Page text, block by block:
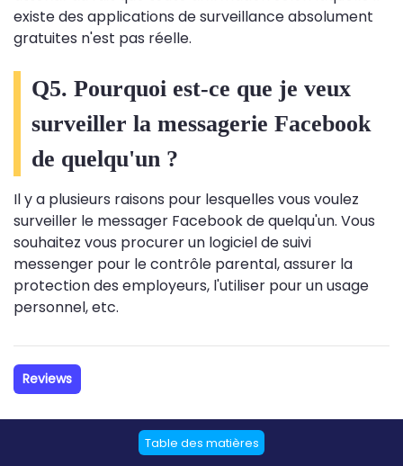
existe des applications de surveillance absolument
gratuites n'est pas réelle.
Q5. Pourquoi est-ce que je veux
surveiller la messagerie Facebook
de quelqu'un ?
Il y a plusieurs raisons pour lesquelles vous voulez
surveiller le messager Facebook de quelqu'un. Vous
souhaitez vous procurer un logiciel de suivi
messenger pour le contrôle parental, assurer la
protection des employeurs, l'utiliser pour un usage
personnel, etc.
Reviews
Table des matières